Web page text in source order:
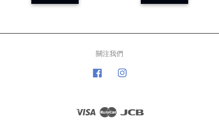
關注我們
Facebook
Visa Master